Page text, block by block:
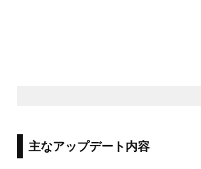
主なアップデート内容